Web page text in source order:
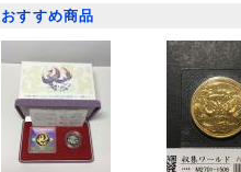
おすすめ商品